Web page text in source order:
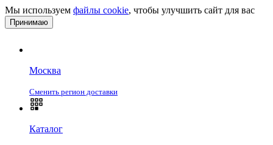
Мы используем файлы cookie, чтобы улучшить сайт для вас
Принимаю
Москва
Сменить регион доставки
Каталог